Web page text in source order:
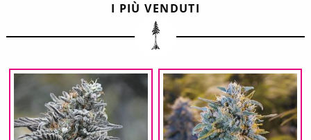
I PIÙ VENDUTI